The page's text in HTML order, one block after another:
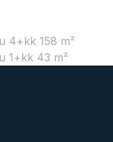
4+kk 158 m²
1+kk 43 m²